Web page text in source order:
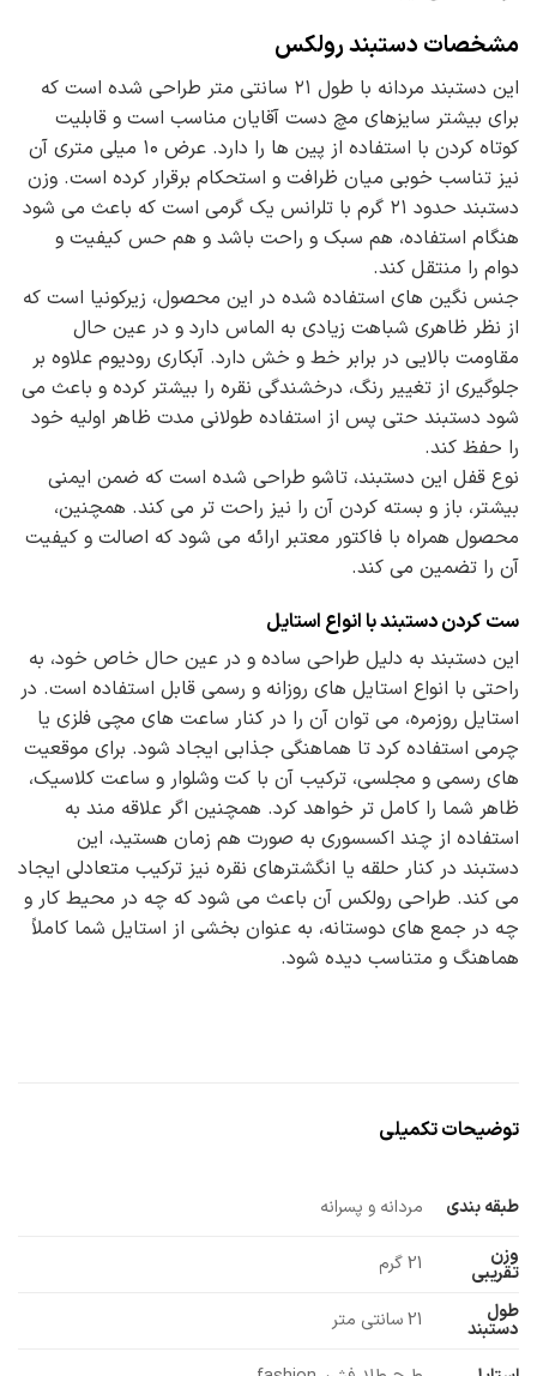
مشخصات دستبند رولکس
این دستبند مردانه با طول ۲۱ سانتی متر طراحی شده است که
برای بیشتر سایزهای مچ دست آقایان مناسب است و قابلیت
کوتاه کردن با استفاده از پین ها را دارد. عرض ۱۰ میلی متری آن
نیز تناسب خوبی میان ظرافت و استحکام برقرار کرده است. وزن
دستبند حدود ۲۱ گرم با تلرانس یک گرمی است که باعث می شود
هنگام استفاده، هم سبک و راحت باشد و هم حس کیفیت و
دوام را منتقل کند.
جنس نگین های استفاده شده در این محصول، زیرکونیا است که
از نظر ظاهری شباهت زیادی به الماس دارد و در عین حال
مقاومت بالایی در برابر خط و خش دارد. آبکاری رودیوم علاوه بر
جلوگیری از تغییر رنگ، درخشندگی نقره را بیشتر کرده و باعث می
شود دستبند حتی پس از استفاده طولانی مدت ظاهر اولیه خود
را حفظ کند.
نوع قفل این دستبند، تاشو طراحی شده است که ضمن ایمنی
بیشتر، باز و بسته کردن آن را نیز راحت تر می کند. همچنین،
محصول همراه با فاکتور معتبر ارائه می شود که اصالت و کیفیت
آن را تضمین می کند.
ست کردن دستبند با انواع استایل
این دستبند به دلیل طراحی ساده و در عین حال خاص خود، به
راحتی با انواع استایل های روزانه و رسمی قابل استفاده است. در
استایل روزمره، می توان آن را در کنار ساعت های مچی فلزی یا
چرمی استفاده کرد تا هماهنگی جذابی ایجاد شود. برای موقعیت
های رسمی و مجلسی، ترکیب آن با کت وشلوار و ساعت کلاسیک،
ظاهر شما را کامل تر خواهد کرد. همچنین اگر علاقه مند به
استفاده از چند اکسسوری به صورت هم زمان هستید، این
دستبند در کنار حلقه یا انگشترهای نقره نیز ترکیب متعادلی ایجاد
می کند. طراحی رولکس آن باعث می شود که چه در محیط کار و
چه در جمع های دوستانه، به عنوان بخشی از استایل شما کاملاً
هماهنگ و متناسب دیده شود.
توضیحات تکمیلی
طبقه بندی
مردانه و پسرانه
وزن
تقریبی
21 گرم
طول
دستبند 21 سانتی متر